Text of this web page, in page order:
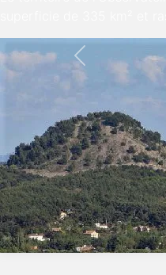
Previous